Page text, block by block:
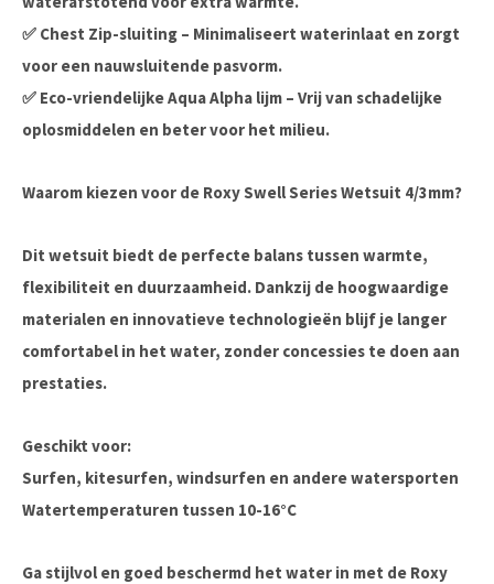
✅ Chest Zip-sluiting – Minimaliseert waterinlaat en zorgt
voor een nauwsluitende pasvorm.
✅ Eco-vriendelijke Aqua Alpha lijm – Vrij van schadelijke
oplosmiddelen en beter voor het milieu.
Waarom kiezen voor de Roxy Swell Series Wetsuit 4/3mm?
Dit wetsuit biedt de perfecte balans tussen warmte,
flexibiliteit en duurzaamheid. Dankzij de hoogwaardige
materialen en innovatieve technologieën blijf je langer
comfortabel in het water, zonder concessies te doen aan
prestaties.
Geschikt voor:
Surfen, kitesurfen, windsurfen en andere watersporten
Watertemperaturen tussen 10-16°C
Ga stijlvol en goed beschermd het water in met de Roxy